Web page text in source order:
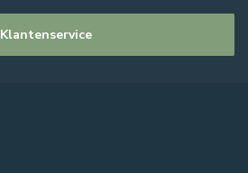
Klantenservice